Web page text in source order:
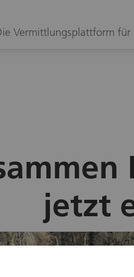
Vermittlungsplattform
jetzt